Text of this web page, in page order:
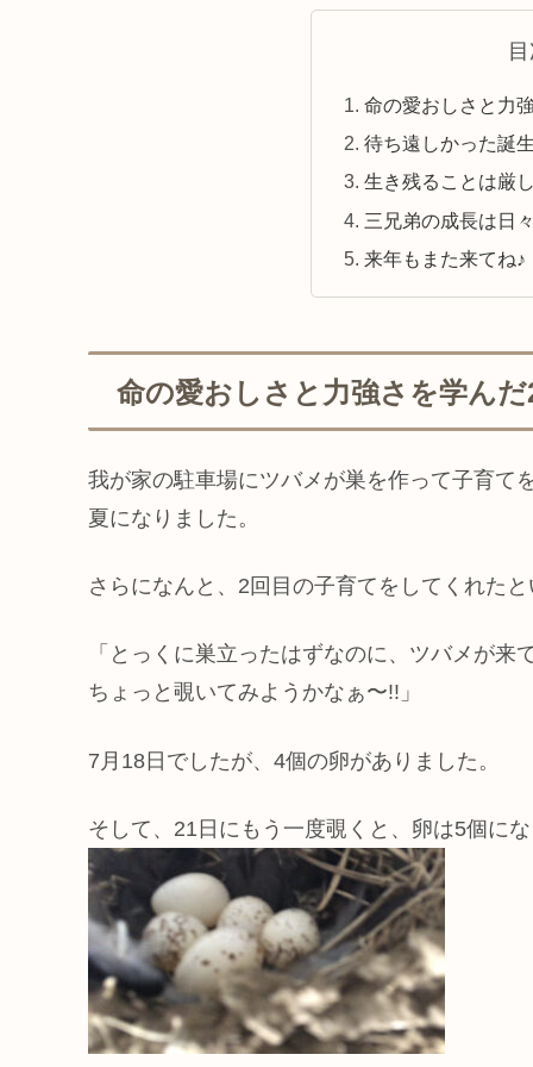
命の愛おしさと力
待ち遠しかった誕
生き残ることは厳
三兄弟の成長は日
来年もまた来てね♪
命の愛おしさと力強さを学ん
我が家の駐車場にツバメが巣を作って子育て
夏になりました。
さらになんと、2回目の子育てをしてくれた
「とっくに巣立ったはずなのに、ツバメが来
ちょっと覗いてみようかなぁ〜!!」
7月18日でしたが、4個の卵がありました。
そして、21日にもう一度覗くと、卵は5個に